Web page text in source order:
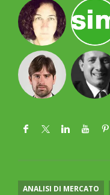
ANALISI DI MERCATO